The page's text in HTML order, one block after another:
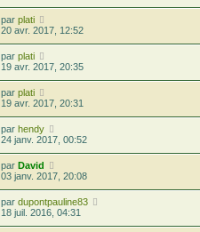
par plati
20 avr. 2017, 12:52
par plati
19 avr. 2017, 20:35
par plati
19 avr. 2017, 20:31
par hendy
24 janv. 2017, 00:52
par David
03 janv. 2017, 20:08
par dupontpauline83
18 juil. 2016, 04:31